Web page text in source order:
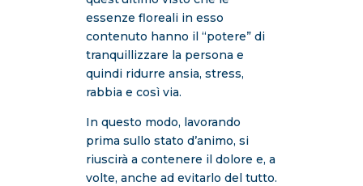
essenze floreali in esso
contenuto hanno il “potere” di
tranquillizzare la persona e
quindi ridurre ansia, stress,
rabbia e così via.
In questo modo, lavorando
prima sullo stato d’animo, si
riuscirà a contenere il dolore e, a
volte, anche ad evitarlo del tutto.